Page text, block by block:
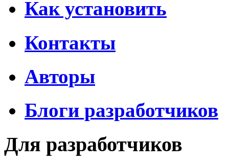
Как установить
Контакты
Авторы
Блоги разработчиков
Для разработчиков